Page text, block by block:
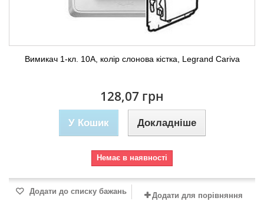
Вимикач 1-кл. 10А, колір слонова кістка, Legrand Cariva
128,07 грн
У Кошик Докладніше
Немає в наявності
Додати до списку бажань Додати для порівняння